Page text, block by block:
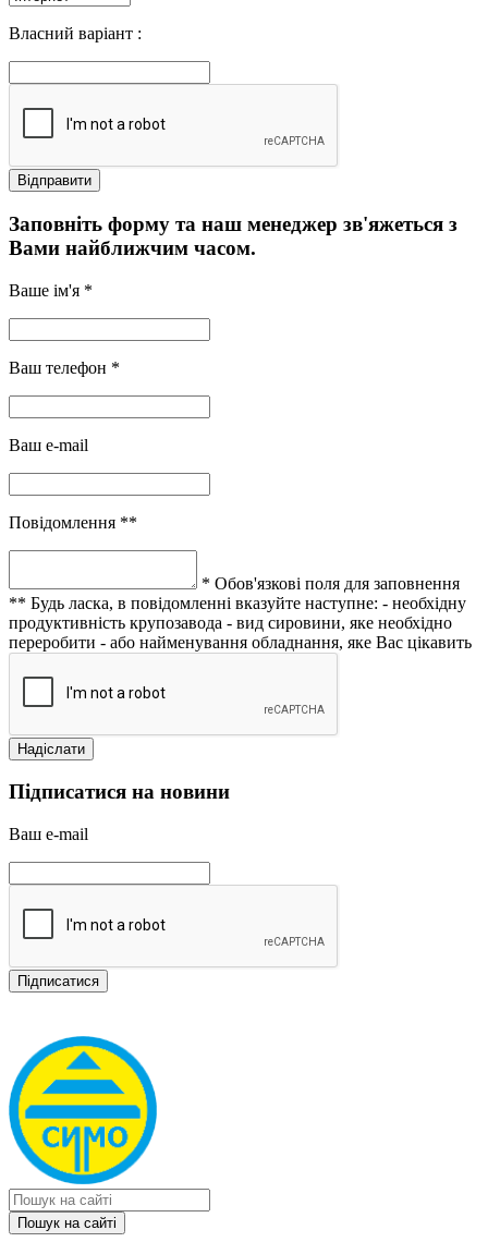
Власний варіант :
Заповніть форму та наш менеджер зв'яжеться з
Вами найближчим часом.
Ваше ім'я *
Ваш телефон *
Ваш e-mail
Повідомлення **
* Обов'язкові поля для заповнення
** Будь ласка, в повідомленні вказуйте наступне: - необхідну
продуктивність крупозавода - вид сировини, яке необхідно
переробити - або найменування обладнання, яке Вас цікавить
Підписатися на новини
Ваш e-mail
Пошук на сайтi